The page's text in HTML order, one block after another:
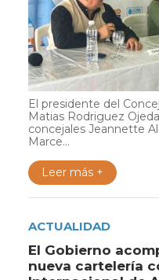
El presidente del
Matias Rodriguez
concejales Jeannette
Marce...
Leer más +
ACTUALIDAD
El Gobierno
nueva cartelería